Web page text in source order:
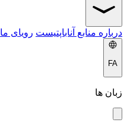
درباره منابع آناباپتیست رویای ما
FA
زبان ها